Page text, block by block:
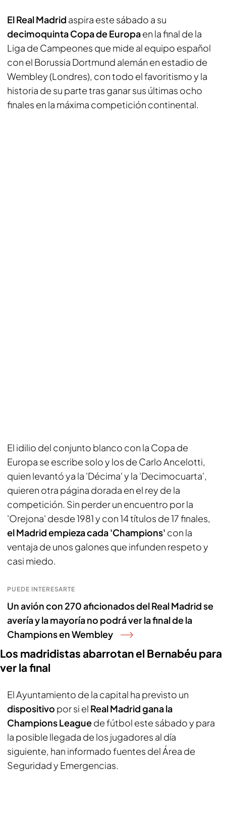
El Real Madrid aspira este sábado a su
decimoquinta Copa de Europaen la final de la
Liga de Campeones que mide al equipo español
con el Borussia Dortmund alemán en estadio de
Wembley (Londres), con todo el favoritismo y la
historia de su parte tras ganar sus últimas ocho
finales en la máxima competición continental.
El idilio del conjunto blanco con la Copa de
Europa se escribe solo y los de Carlo Ancelotti,
quien levantó ya la 'Décima' y la 'Decimocuarta',
quieren otra página dorada en el rey de la
competición. Sin perder un encuentro por la
'Orejona' desde 1981 y con 14 títulos de 17 finales,
el Madrid empieza cada 'Champions' con la
ventaja de unos galones que infunden respeto y
casi miedo.
PUEDE INTERESARTE
Un avión con 270 aficionados del Real Madrid se
avería y la mayoría no podrá ver la final de la
Champions en Wembley
Los madridistas abarrotan el Bernabéu para
ver la final
El Ayuntamiento de la capital ha previsto un
dispositivo por si el Real Madrid gana la
Champions Leaguede fútbol este sábado y para
la posible llegada de los jugadores al día
siguiente, han informado fuentes del Área de
Seguridad y Emergencias.